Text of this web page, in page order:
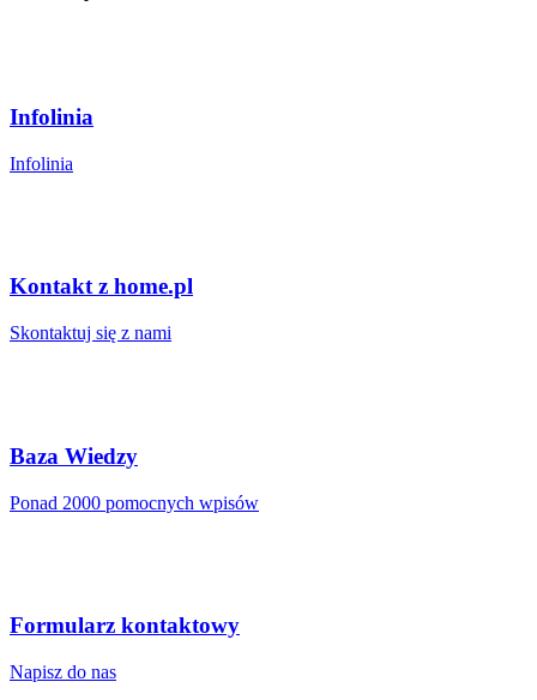
Infolinia
Infolinia
Kontakt z home.pl
Skontaktuj się z nami
Baza Wiedzy
Ponad 2000 pomocnych wpisów
Formularz kontaktowy
Napisz do nas